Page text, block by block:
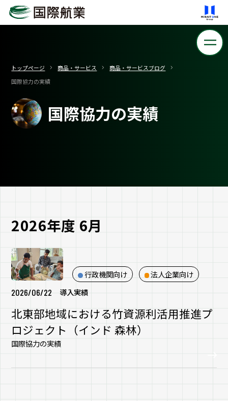
トップページ 商品・サービス
商品・サービスブログ
国際協力の実績
国際協力の実績
2026年度 6月
行政機関向け 法人企業向け
2026/06/22 導入実績
北東部地域における竹資源利活用推進プ
ロジェクト（インド 森林）
国際協力の実績